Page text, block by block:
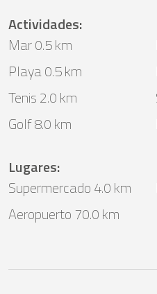
Actividades:
Mar 0.5 km
Playa 0.5 km
Tenis 2.0 km
Golf 8.0 km
Lugares:
Supermercado 4.0 km
Aeropuerto 70.0 km